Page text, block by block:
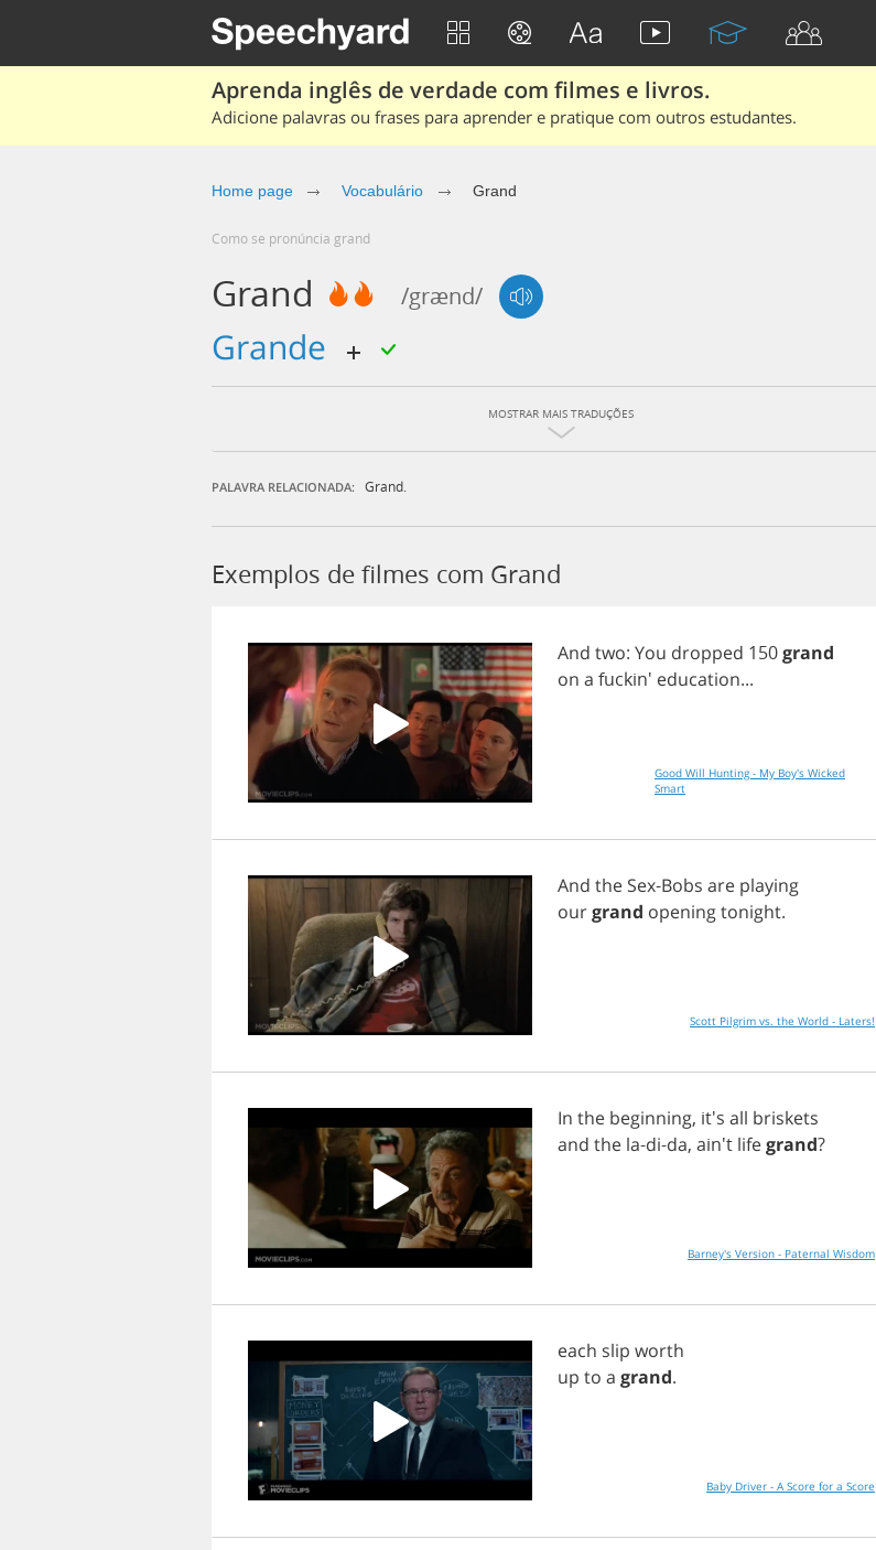
Aprenda inglês de verdade com filmes e livros.
Adicione palavras ou frases para aprender e pratique com outros estudantes.
Home page Vocabulário Grand
Como se pronúncia grand
Grand /grænd/
grande
MOSTRAR MAIS TRADUÇÕES
PALAVRA RELACIONADA: Grand.
Exemplos de filmes com Grand
And two: You dropped 150grand
on a fuckin' education...
Good Will Hunting - My Boy's Wicked
Smart
And the Sex-Bobs are playing
ourgrand openingtonight.
Scott Pilgrim vs. the World - Laters!
In the beginning, it's all briskets
and the la-di-da, ain't lifegrand?
Barney's Version - Paternal Wisdom
each slip worth
up to a grand.
Baby Driver - A Score for a Score